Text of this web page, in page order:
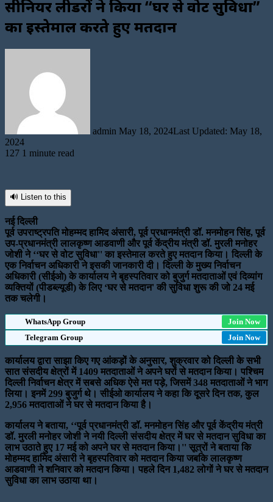
सीनियर लीडरों ने किया ‘‘घर से वोट सुविधा”
का इस्तेमाल करते हुए मतदान
admin May 18, 2024Last Updated: May 18,
2024
127 1 minute read
🔊 Listen to this
नई दिल्ली
पूर्व उपराष्ट्रपति मोहम्मद हामिद अंसारी, पूर्व प्रधानमंत्री डॉ. मनमोहन सिंह, पूर्व
उप-प्रधानमंत्री लालकृष्ण आडवाणी और पूर्व केंद्रीय मंत्री डॉ. मुरली मनोहर
जोशी ने ‘‘घर से वोट सुविधा'' का इस्तेमाल करते हुए मतदान किया। दिल्ली के
एक निर्वाचन अधिकारी ने इसकी जानकारी दी। दिल्ली के मुख्य निर्वाचन
अधिकारी (सीईओ) के कार्यालय ने बृहस्पतिवार को बुजुर्ग मतदाताओं एवं दिव्यांग
व्यक्तियों (पीडब्ल्यूडी) के लिए ‘घर से मतदान' की सुविधा शुरू की जो 24 मई
तक चलेगी।
WhatsApp Group
Join Now
Telegram Group
Join Now
कार्यालय द्वारा साझा किए गए आंकड़ों के अनुसार, शुक्रवार को दिल्ली के सभी
सात संसदीय क्षेत्रों में 1409 मतदाताओं ने अपने घरों से मतदान किया। पश्चिम
दिल्ली निर्वाचन क्षेत्र में सबसे अधिक ऐसे मत पड़े, जिसमें 348 मतदाताओं ने भाग
लिया। इनमें 299 बुजुर्ग थे। सीईओ कार्यालय ने कहा कि दूसरे दिन तक, कुल
2,956 मतदाताओं ने घर से मतदान किया है।
कार्यालय ने बताया, ‘‘पूर्व प्रधानमंत्री डॉ. मनमोहन सिंह और पूर्व केंद्रीय मंत्री
डॉ. मुरली मनोहर जोशी ने नयी दिल्ली संसदीय क्षेत्र में घर से मतदान सुविधा का
लाभ उठाते हुए 17 मई को अपने घर से मतदान किया।'' सूत्रों ने बताया कि
मोहम्मद हामिद अंसारी ने बृहस्पतिवार को मतदान किया जबकि लालकृष्ण
आडवाणी ने शनिवार को मतदान किया। पहले दिन 1,482 लोगों ने घर से मतदान
सुविधा का लाभ उठाया था।